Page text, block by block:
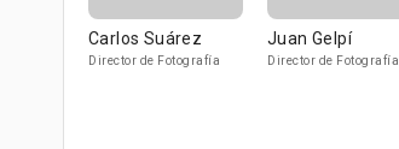
Carlos Suárez
Director de Fotografía
Juan Gelpí
Director de Fotografía